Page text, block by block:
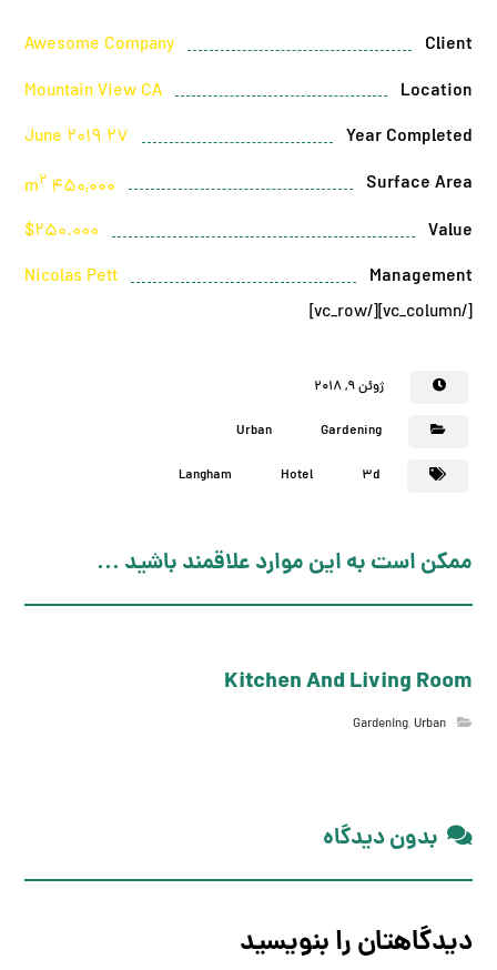
Client
Awesome Company
Location
Mountain View CA
Year Completed
27 June 2019
Surface Area
450,000 m
2
Value
$250.000
Management
Nicolas Pett
[/vc_column][/vc_row]
ژوئن ۹, ۲۰۱۸
Gardening
Urban
3d
Hotel
Langham
ممکن است به این موارد علاقمند باشید ...
Kitchen And Living Room
Gardening,Urban
بدون دیدگاه
دیدگاهتان را بنویسید